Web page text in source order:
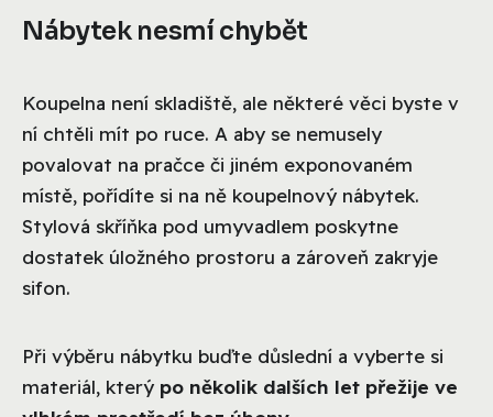
Nábytek nesmí chybět
Koupelna není skladiště, ale některé věci byste v
ní chtěli mít po ruce. A aby se nemusely
povalovat na pračce či jiném exponovaném
místě, pořídíte si na ně koupelnový nábytek.
Stylová skříňka pod umyvadlem poskytne
dostatek úložného prostoru a zároveň zakryje
sifon.
Při výběru nábytku buďte důslední a vyberte si
materiál, který po několik dalších let přežije ve